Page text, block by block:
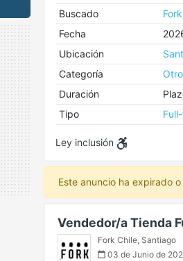
Buscado
Fecha
Ubicación
Categoría
Duración
Tipo
Ley inclusión
Este anuncio ha expirado
Vendedor/a Tienda
Fork Chile, Santiago
03 de Junio de